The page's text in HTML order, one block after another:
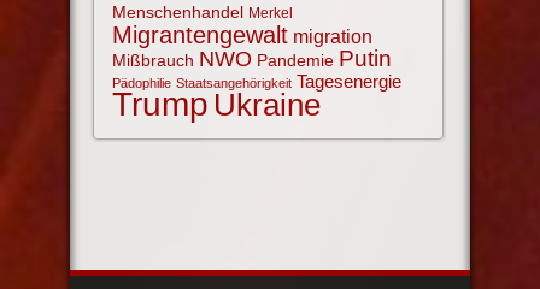
Menschenhandel Merkel
Migrantengewalt migration
Mißbrauch NWO Pandemie Putin
Pädophilie Staatsangehörigkeit Tagesenergie
Trump Ukraine